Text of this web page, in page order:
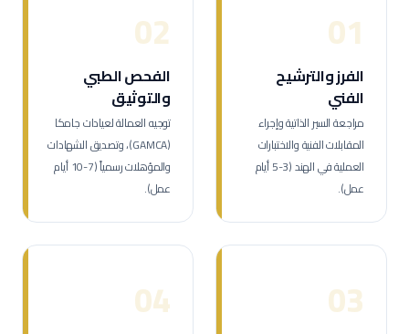
01
الفرز والترشيح
الفني
مراجعة السير الذاتية وإجراء
المقابلات الفنية والاختبارات
العملية في الهند (3-5 أيام
عمل).
02
الفحص الطبي
والتوثيق
توجيه العمالة لعيادات جامكا
(GAMCA)، وتصديق الشهادات
والمؤهلات رسمياً (7-10 أيام
عمل).
03
04